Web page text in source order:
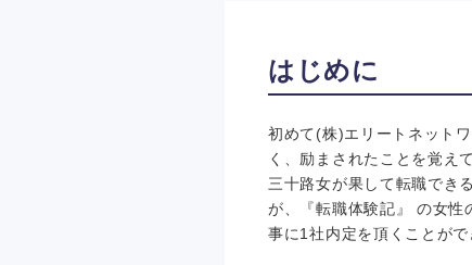
はじめに
初めて(株)エリートネット
く、励まされたことを覚え
三十路女が果して転職でき
が、『転職体験記』 の女性
事に1社内定を頂くことがで